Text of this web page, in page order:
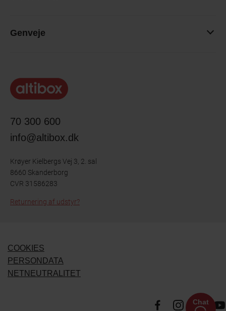
Genveje
70 300 600
info@altibox.dk
Krøyer Kielbergs Vej 3, 2. sal
8660 Skanderborg
CVR 31586283
Returnering af udstyr?
COOKIES
PERSONDATA
NETNEUTRALITET
Chat